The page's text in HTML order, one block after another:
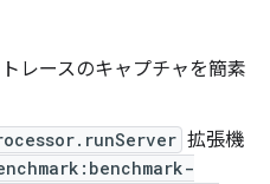
レースのキャプチャを簡素
拡張機